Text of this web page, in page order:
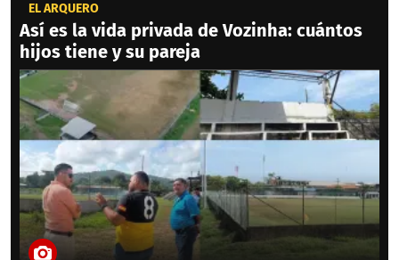
EL ARQUERO
Así es la vida privada de Vozinha: cuántos
hijos tiene y su pareja